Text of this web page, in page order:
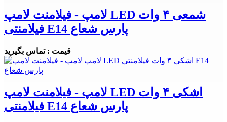
لامپ - فیلامنت لامپ LED شمعی ۴ وات
فیلامنتی E14 پارس شعاع
قیمت : تماس بگیرید
لامپ - فیلامنت لامپ LED اشکی ۴ وات
فیلامنتی E14 پارس شعاع